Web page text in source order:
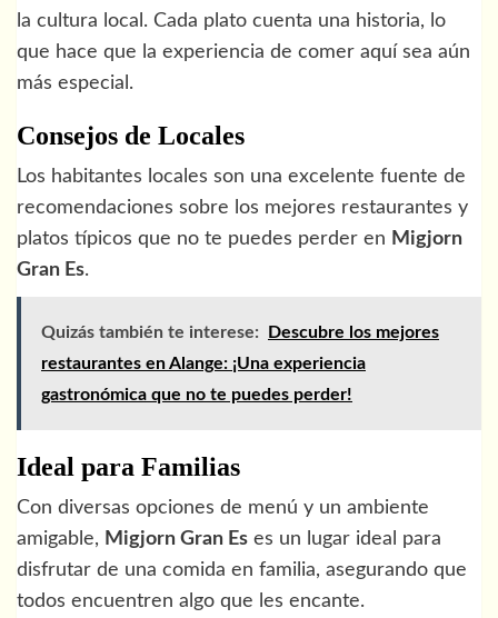
la cultura local. Cada plato cuenta una historia, lo
que hace que la experiencia de comer aquí sea aún
más especial.
Consejos de Locales
Los habitantes locales son una excelente fuente de
recomendaciones sobre los mejores restaurantes y
platos típicos que no te puedes perder en Migjorn
Gran Es.
Quizás también te interese:
Descubre los mejores
restaurantes en Alange: ¡Una experiencia
gastronómica que no te puedes perder!
Ideal para Familias
Con diversas opciones de menú y un ambiente
amigable, Migjorn Gran Es es un lugar ideal para
disfrutar de una comida en familia, asegurando que
todos encuentren algo que les encante.